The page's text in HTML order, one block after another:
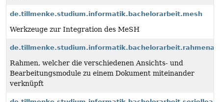
de.tillmenke.studium.informatik.bachelorarbeit.mesh
Werkzeuge zur Integration des MeSH
Rahmen, welcher die verschiedenen Ansichts- und
Bearbeitungsmodule zu einem Dokument miteinander
verknüpft